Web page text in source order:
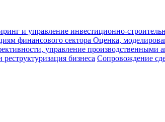
и управление инвестиционно-
финансового сектора Оценка,
управление производственными
бизнеса Сопровождение